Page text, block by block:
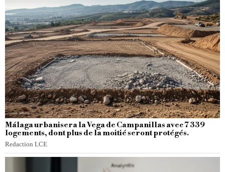
Málaga urbanisera la Vega de Campanillas avec 7 339
logements, dont plus de la moitié seront protégés.
Redaction LCE